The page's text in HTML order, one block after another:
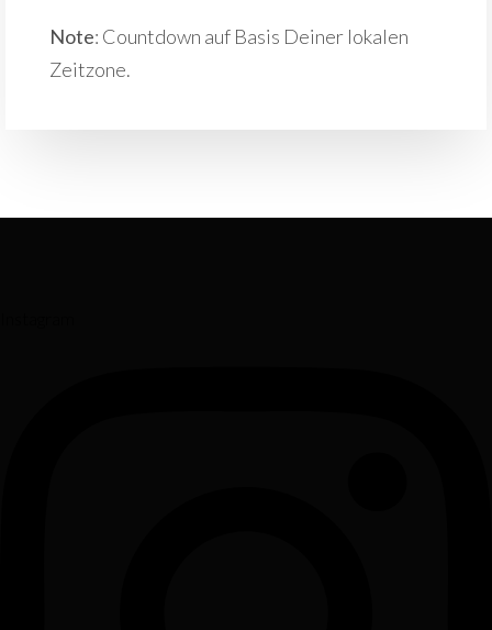
Note: Countdown auf Basis Deiner lokalen
Zeitzone.